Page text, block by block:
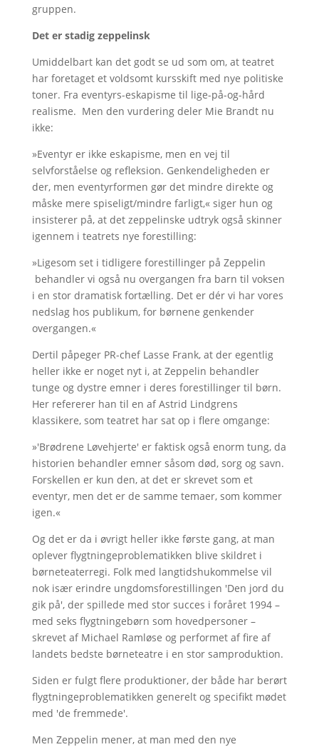
gruppen.
Det er stadig zeppelinsk
Umiddelbart kan det godt se ud som om, at teatret
har foretaget et voldsomt kursskift med nye politiske
toner. Fra eventyrs-eskapisme til lige-på-og-hård
realisme. Men den vurdering deler Mie Brandt nu
ikke:
»Eventyr er ikke eskapisme, men en vej til
selvforståelse og refleksion. Genkendeligheden er
der, men eventyrformen gør det mindre direkte og
måske mere spiseligt/mindre farligt,« siger hun og
insisterer på, at det zeppelinske udtryk også skinner
igennem i teatrets nye forestilling:
»Ligesom set i tidligere forestillinger på Zeppelin
behandler vi også nu overgangen fra barn til voksen
i en stor dramatisk fortælling. Det er dér vi har vores
nedslag hos publikum, for børnene genkender
overgangen.«
Dertil påpeger PR-chef Lasse Frank, at der egentlig
heller ikke er noget nyt i, at Zeppelin behandler
tunge og dystre emner i deres forestillinger til børn.
Her refererer han til en af Astrid Lindgrens
klassikere, som teatret har sat op i flere omgange:
»'Brødrene Løvehjerte' er faktisk også enorm tung, da
historien behandler emner såsom død, sorg og savn.
Forskellen er kun den, at det er skrevet som et
eventyr, men det er de samme temaer, som kommer
igen.«
Og det er da i øvrigt heller ikke første gang, at man
oplever flygtningeproblematikken blive skildret i
børneteaterregi. Folk med langtidshukommelse vil
nok især erindre ungdomsforestillingen 'Den jord du
gik på', der spillede med stor succes i foråret 1994 –
med seks flygtningebørn som hovedpersoner –
skrevet af Michael Ramløse og performet af fire af
landets bedste børneteatre i en stor samproduktion.
Siden er fulgt flere produktioner, der både har berørt
flygtningeproblematikken generelt og specifikt mødet
med 'de fremmede'.
Men Zeppelin mener, at man med den nye